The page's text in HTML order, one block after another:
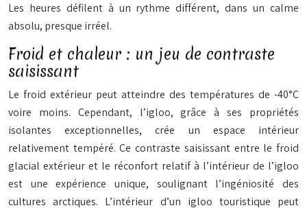
Les heures défilent à un rythme différent, dans un calme
absolu, presque irréel.
Froid et chaleur : un jeu de contraste
saisissant
Le froid extérieur peut atteindre des températures de -40°C
voire moins. Cependant, l’igloo, grâce à ses propriétés
isolantes exceptionnelles, crée un espace intérieur
relativement tempéré. Ce contraste saisissant entre le froid
glacial extérieur et le réconfort relatif à l’intérieur de l’igloo
est une expérience unique, soulignant l’ingéniosité des
cultures arctiques. L’intérieur d’un igloo touristique peut